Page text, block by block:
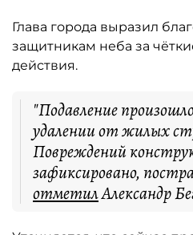
Глава города выразил
защитникам неба за
действия.
"Подавление
удалении от жилых
Повреждений
зафиксировано,
отметилАлександр